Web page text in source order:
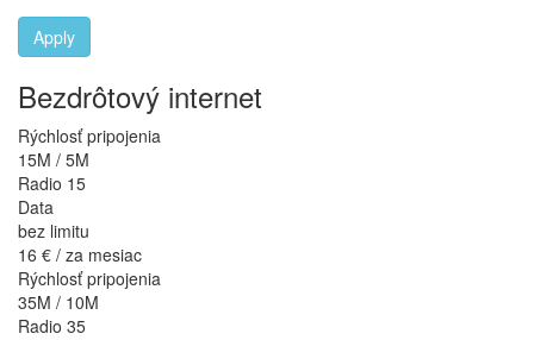
Apply
Bezdrôtový internet
Rýchlosť pripojenia
15M / 5M
Radio 15
Data
bez limitu
16 € / za mesiac
Rýchlosť pripojenia
35M / 10M
Radio 35